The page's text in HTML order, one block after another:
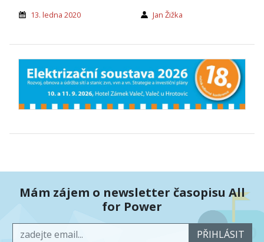
13. ledna 2020 Jan Žižka
Mám zájem o newsletter časopisu All
for Power
PŘIHLÁSIT